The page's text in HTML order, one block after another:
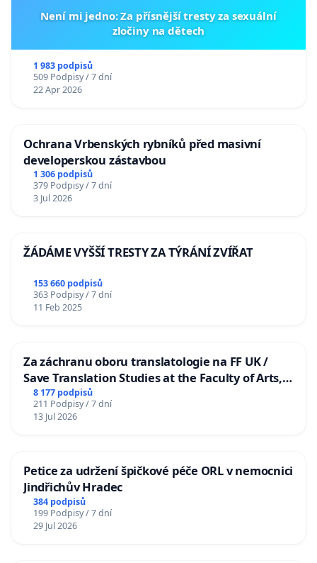
Není mi jedno: Za přísnější tresty za sexuální
zločiny na dětech
1 983 podpisů
509 Podpisy / 7 dní
22 Apr 2026
Ochrana Vrbenských rybníků před masivní
developerskou zástavbou
1 306 podpisů
379 Podpisy / 7 dní
3 Jul 2026
ŽÁDÁME VYŠŠÍ TRESTY ZA TÝRÁNÍ ZVÍŘAT
153 660 podpisů
363 Podpisy / 7 dní
11 Feb 2025
Za záchranu oboru translatologie na FF UK /
Save Translation Studies at the Faculty of Arts,
Charles University
8 177 podpisů
211 Podpisy / 7 dní
13 Jul 2026
Petice za udržení špičkové péče ORL v nemocnici
Jindřichův Hradec
384 podpisů
199 Podpisy / 7 dní
29 Jul 2026